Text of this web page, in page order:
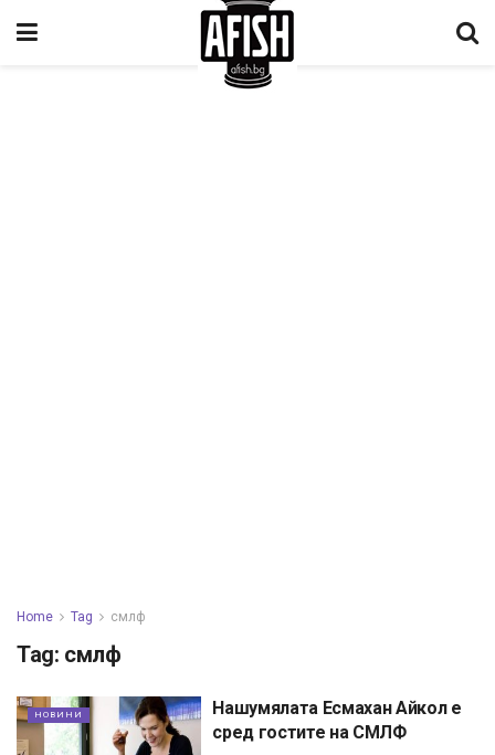
Home Tag смлф
Tag: смлф
НОВИНИ
Нашумялата Есмахан Айкол е
сред гостите на СМЛФ